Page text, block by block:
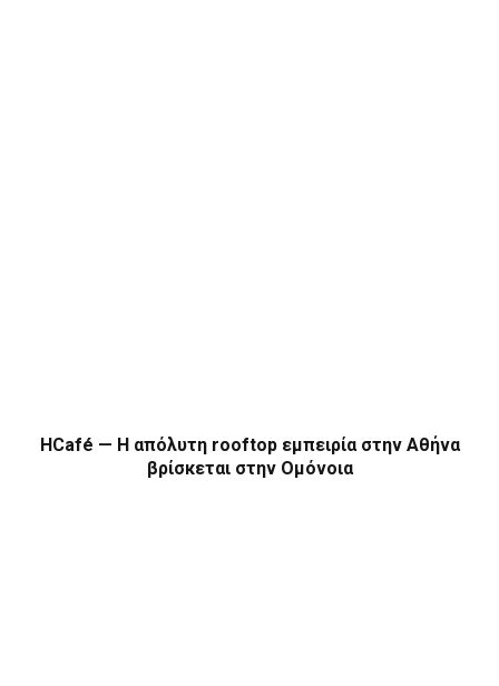
HCafé — Η απόλυτη rooftop εμπειρία στην Αθήνα
βρίσκεται στην Ομόνοια